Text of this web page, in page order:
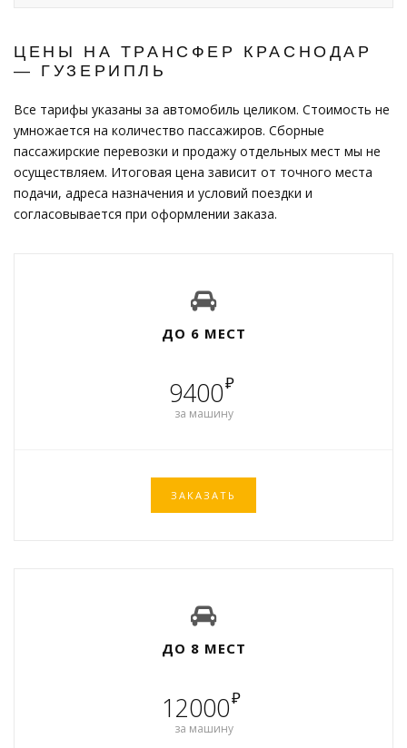
ЦЕНЫ НА ТРАНСФЕР КРАСНОДАР
— ГУЗЕРИПЛЬ
Все тарифы указаны за автомобиль целиком. Стоимость не
умножается на количество пассажиров. Сборные
пассажирские перевозки и продажу отдельных мест мы не
осуществляем. Итоговая цена зависит от точного места
подачи, адреса назначения и условий поездки и
согласовывается при оформлении заказа.
ДО 6 МЕСТ
9400₽
за машину
ЗАКАЗАТЬ
ДО 8 МЕСТ
12000₽
за машину